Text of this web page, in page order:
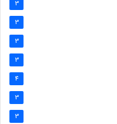
3
3
3
3
4
3
3